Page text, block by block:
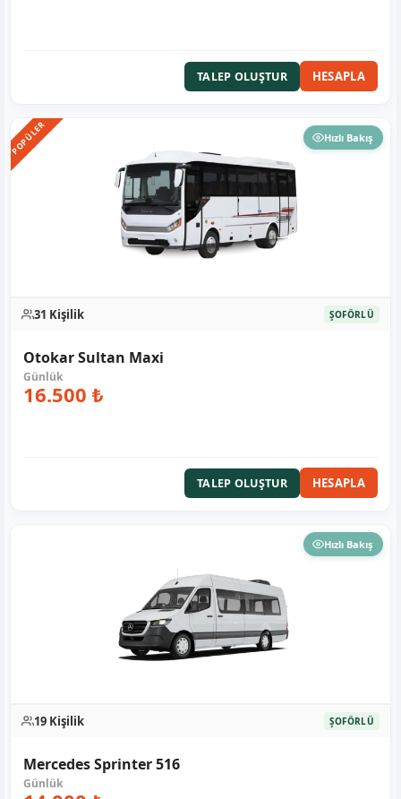
TALEP OLUŞTUR HESAPLA
POPÜLER Hızlı Bakış
31 Kişilik ŞOFÖRLÜ
Otokar Sultan Maxi
16.500 ₺
TALEP OLUŞTUR HESAPLA
Hızlı Bakış
19 Kişilik ŞOFÖRLÜ
Mercedes Sprinter 516